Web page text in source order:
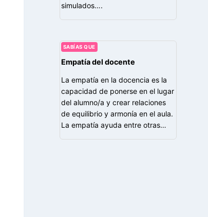
simulados….
SABÍAS QUE
Empatía del docente
La empatía en la docencia es la
capacidad de ponerse en el lugar
del alumno/a y crear relaciones
de equilibrio y armonía en el aula.
La empatía ayuda entre otras…